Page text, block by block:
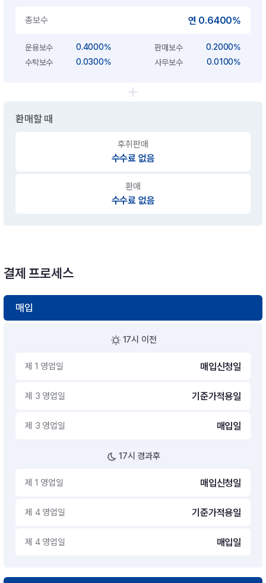
총보수 연 0.6400%
운용보수 0.4000% 판매보수
0.2000%
수탁보수
0.0300% 사무보수 0.0100%
환매할 때
후취판매
수수료 없음
환매
수수료 없음
결제 프로세스
매입
17시 이전
제 1 영업일 매입신청일
제 3 영업일 기준가적용일
제 3 영업일 매입일
17시 경과후
제 1 영업일 매입신청일
제 4 영업일 기준가적용일
제 4 영업일 매입일